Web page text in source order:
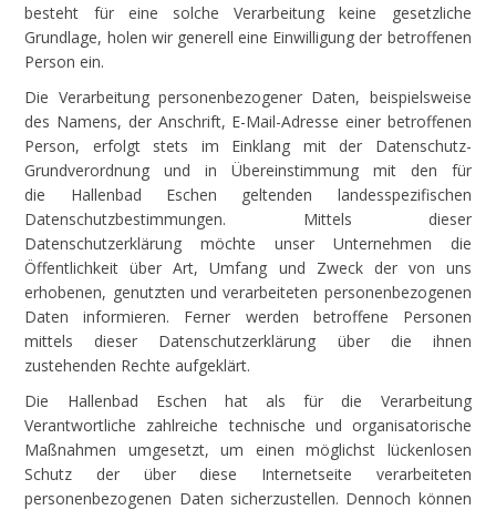
besteht für eine solche Verarbeitung keine gesetzliche
Grundlage, holen wir generell eine Einwilligung der betroffenen
Person ein.
Die Verarbeitung personenbezogener Daten, beispielsweise
des Namens, der Anschrift, E-Mail-Adresse einer betroffenen
Person, erfolgt stets im Einklang mit der Datenschutz-
Grundverordnung und in Übereinstimmung mit den für
die Hallenbad Eschen geltenden landesspezifischen
Datenschutzbestimmungen. Mittels dieser
Datenschutzerklärung möchte unser Unternehmen die
Öffentlichkeit über Art, Umfang und Zweck der von uns
erhobenen, genutzten und verarbeiteten personenbezogenen
Daten informieren. Ferner werden betroffene Personen
mittels dieser Datenschutzerklärung über die ihnen
zustehenden Rechte aufgeklärt.
Die Hallenbad Eschen hat als für die Verarbeitung
Verantwortliche zahlreiche technische und organisatorische
Maßnahmen umgesetzt, um einen möglichst lückenlosen
Schutz der über diese Internetseite verarbeiteten
personenbezogenen Daten sicherzustellen. Dennoch können